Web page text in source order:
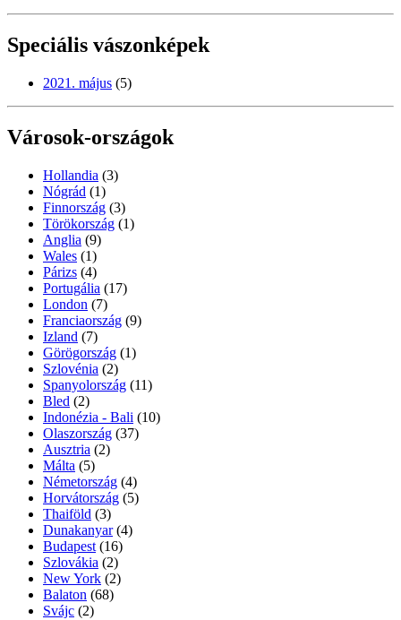
Speciális vászonképek
2021. május (5)
Városok-országok
Hollandia (3)
Nógrád (1)
Finnország (3)
Törökország (1)
Anglia (9)
Wales (1)
Párizs (4)
Portugália (17)
London (7)
Franciaország (9)
Izland (7)
Görögország (1)
Szlovénia (2)
Spanyolország (11)
Bled (2)
Indonézia - Bali (10)
Olaszország (37)
Ausztria (2)
Málta (5)
Németország (4)
Horvátország (5)
Thaiföld (3)
Dunakanyar (4)
Budapest (16)
Szlovákia (2)
New York (2)
Balaton (68)
Svájc (2)